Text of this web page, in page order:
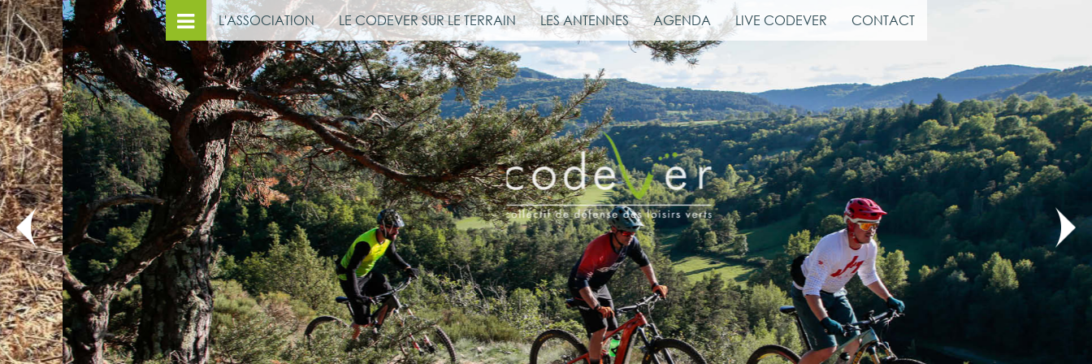
L'ASSOCIATION LE CODEVER SUR LE TERRAIN LES ANTENNES AGENDA LIVE CODEVER CONTACT